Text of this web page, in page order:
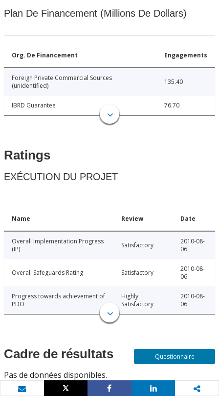
Plan De Financement (Millions De Dollars)
Org. De Financement Engagements
Foreign Private Commercial Sources
(unidentified)
135.40
IBRD Guarantee 76.70
Ratings
EXÉCUTION DU PROJET
Name Review Date
Overall Implementation Progress
(IP)
Satisfactory
2010-08-
06
Overall Safeguards Rating Satisfactory
2010-08-
06
Progress towards achievement of
PDO
Highly
Satisfactory
2010-08-
06
Cadre de résultats
Pas de données disponibles.
Questionnaire